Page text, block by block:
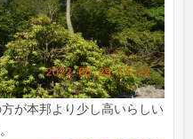
が本邦より少し高いらしい